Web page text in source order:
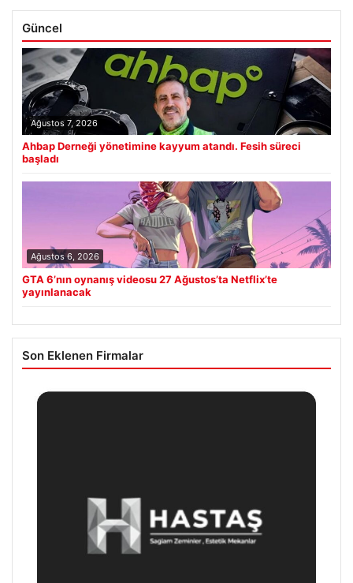
Güncel
Ağustos 7, 2026
Ahbap Derneği yönetimine kayyum atandı. Fesih süreci
başladı
Ağustos 6, 2026
GTA 6’nın oynanış videosu 27 Ağustos’ta Netflix’te
yayınlanacak
Son Eklenen Firmalar